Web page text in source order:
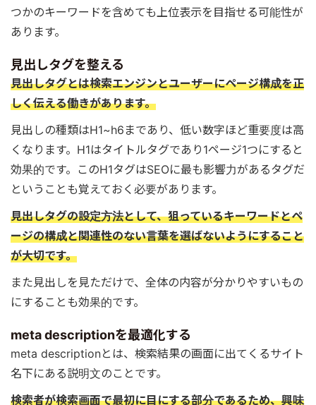
つかのキーワードを含めても上位表示を目指せる可能性が
あります。
見出しタグを整える
見出しタグとは検索エンジンとユーザーにページ構成を正
しく伝える働きがあります。
見出しの種類はH1~h6まであり、低い数字ほど重要度は高
くなります。H1はタイトルタグであり1ページ1つにすると
効果的です。このH1タグはSEOに最も影響力があるタグだ
ということも覚えておく必要があります。
見出しタグの設定方法として、狙っているキーワードとペ
ージの構成と関連性のない言葉を選ばないようにすること
が大切です。
また見出しを見ただけで、全体の内容が分かりやすいもの
にすることも効果的です。
meta descriptionを最適化する
meta descriptionとは、検索結果の画面に出てくるサイト
名下にある説明文のことです。
検索者が検索画面で最初に目にする部分であるため、興味